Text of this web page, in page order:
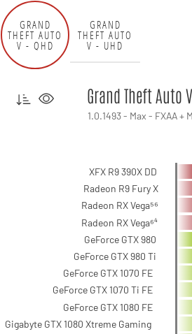
GRAND
THEFT AUTO
V - QHD
GRAND
THEFT AUTO
V - UHD
Grand Theft Auto
1.0.1493 - Max - FXAA +
XFX R9 390X DD
Radeon R9 Fury X
Radeon RX Vega⁵⁶
Radeon RX Vega⁶⁴
GeForce GTX 980
GeForce GTX 980 Ti
GeForce GTX 1070 FE
GeForce GTX 1070 Ti FE
GeForce GTX 1080 FE
Gigabyte GTX 1080 Xtreme Gaming